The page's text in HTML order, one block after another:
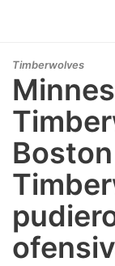
Timberwolves